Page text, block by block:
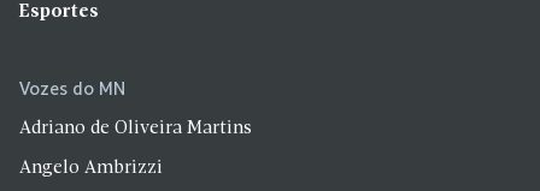
Esportes
Vozes do MN
Adriano de Oliveira Martins
Angelo Ambrizzi